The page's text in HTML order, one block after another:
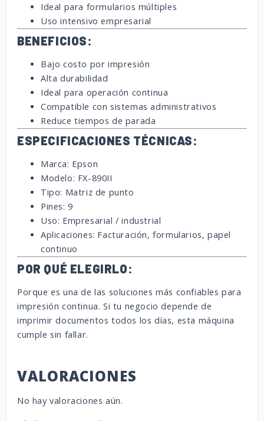
Ideal para formularios múltiples
Uso intensivo empresarial
BENEFICIOS:
Bajo costo por impresión
Alta durabilidad
Ideal para operación continua
Compatible con sistemas administrativos
Reduce tiempos de parada
ESPECIFICACIONES TÉCNICAS:
Marca: Epson
Modelo: FX-890II
Tipo: Matriz de punto
Pines: 9
Uso: Empresarial / industrial
Aplicaciones: Facturación, formularios, papel
continuo
POR QUÉ ELEGIRLO:
Porque es una de las soluciones más confiables para
impresión continua. Si tu negocio depende de
imprimir documentos todos los días, esta máquina
cumple sin fallar.
VALORACIONES
No hay valoraciones aún.